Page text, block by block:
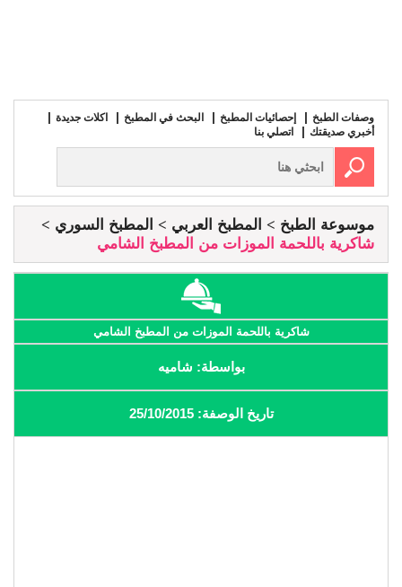
وصفات الطبخ إحصائيات المطبخ البحث في المطبخ
اكلات جديدة
أخبري صديقتك
اتصلي بنا
موسوعة الطبخ المطبخ العربي
المطبخ السوري
شاكرية باللحمة الموزات من المطبخ الشامي
شاكرية باللحمة الموزات من المطبخ الشامي
بواسطة: شاميه
تاريخ الوصفة: 25/10/2015